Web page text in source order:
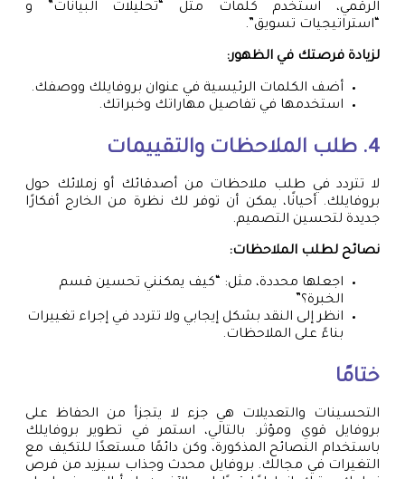
الرقمي، استخدم كلمات مثل “تحليلات البيانات” و
“استراتيجيات تسويق”.
لزيادة فرصتك في الظهور:
أضف الكلمات الرئيسية في عنوان بروفايلك ووصفك.
استخدمها في تفاصيل مهاراتك وخبراتك.
4. طلب الملاحظات والتقييمات
لا تتردد في طلب ملاحظات من أصدقائك أو زملائك حول
بروفايلك. أحيانًا، يمكن أن توفر لك نظرة من الخارج أفكارًا
جديدة لتحسين التصميم.
نصائح لطلب الملاحظات:
اجعلها محددة، مثل: “كيف يمكنني تحسين قسم
الخبرة؟”
انظر إلى النقد بشكل إيجابي ولا تتردد في إجراء تغييرات
بناءً على الملاحظات.
ختامًا
التحسينات والتعديلات هي جزء لا يتجزأ من الحفاظ على
بروفايل قوي ومؤثر. بالتالي، استمر في تطوير بروفايلك
باستخدام النصائح المذكورة، وكن دائمًا مستعدًا للتكيف مع
التغيرات في مجالك. بروفايل محدث وجذاب سيزيد من فرص